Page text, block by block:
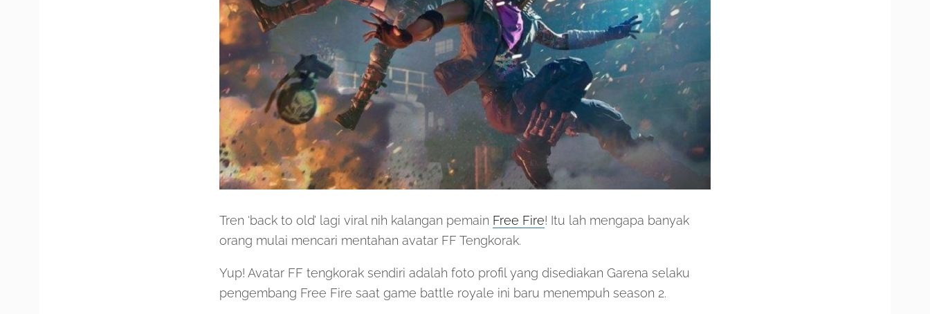
Tren ‘back to old’ lagi viral nih kalangan pemain Free Fire! Itu lah mengapa banyak
orang mulai mencari mentahan avatar FF Tengkorak.
Yup! Avatar FF tengkorak sendiri adalah foto profil yang disediakan Garena selaku
pengembang Free Fire saat game battle royale ini baru menempuh season 2.